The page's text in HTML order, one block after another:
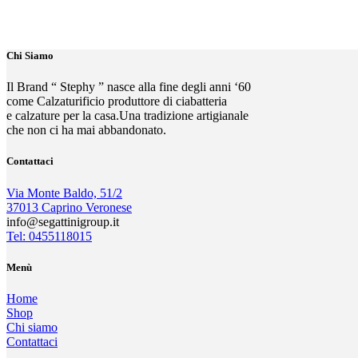
Chi Siamo
Il Brand “ Stephy ” nasce alla fine degli anni ‘60
come Calzaturificio produttore di ciabatteria
e calzature per la casa.Una tradizione artigianale
che non ci ha mai abbandonato.
Contattaci
Via Monte Baldo, 51/2
37013 Caprino Veronese
info@segattinigroup.it
Tel: 0455118015
Menù
Home
Shop
Chi siamo
Contattaci